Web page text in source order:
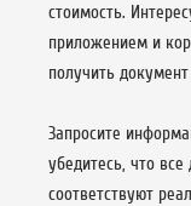
стоимость.
приложением и
получить
Запросите
убедитесь, что
соответствуют